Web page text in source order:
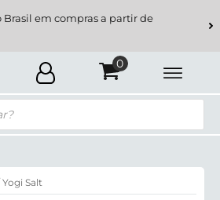
Brasil em compras a partir de
Yogi Salt